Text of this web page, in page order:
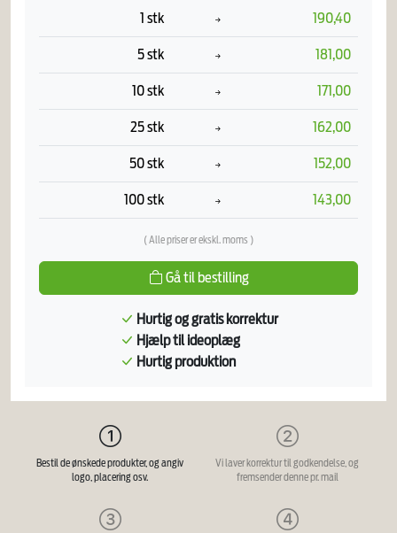
1 stk 190,40
5 stk 181,00
10 stk 171,00
25 stk 162,00
50 stk 152,00
100 stk 143,00
( Alle priser er ekskl. moms )
Gå til bestilling
Hurtig og gratis korrektur
Hjælp til ideoplæg
Hurtig produktion
Bestil de ønskede produkter, og angiv
logo, placering osv.
Vi laver korrektur til godkendelse, og
fremsender denne pr. mail